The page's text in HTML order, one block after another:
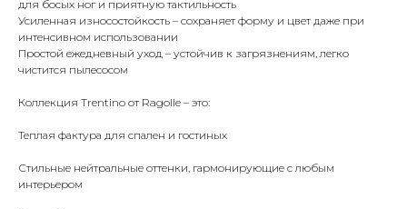
для босых ног и приятную тактильность
Усиленная износостойкость – сохраняет форму и цвет даже при
интенсивном использовании
Простой ежедневный уход – устойчив к загрязнениям, легко
чистится пылесосом
Коллекция Trentino от Ragolle – это:
Теплая фактура для спален и гостиных
Стильные нейтральные оттенки, гармонирующие с любым
интерьером